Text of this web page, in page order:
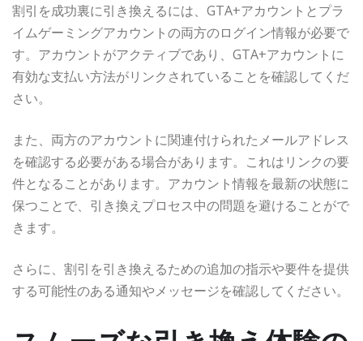
割引を成功裏に引き換えるには、GTA+アカウントとプラ
イムゲーミングアカウントの両方のログイン情報が必要で
す。アカウントがアクティブであり、GTA+アカウントに
有効な支払い方法がリンクされていることを確認してくだ
さい。
また、両方のアカウントに関連付けられたメールアドレス
を確認する必要がある場合があります。これはリンクの要
件となることがあります。アカウント情報を最新の状態に
保つことで、引き換えプロセス中の問題を避けることがで
きます。
さらに、割引を引き換えるための追加の指示や要件を提供
する可能性のある通知やメッセージを確認してください。